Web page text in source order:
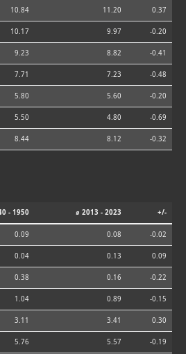
10.84 11.20 0.37
10.17 9.97 -0.20
9.23 8.82 -0.41
7.71 7.23 -0.48
5.80 5.60 -0.20
5.50 4.80 -0.69
8.44 8.12 -0.32
- 1950 ⌀ 2013 - 2023 +/-
0.09 0.08 -0.02
0.04 0.13 0.09
0.38 0.16 -0.22
1.04 0.89 -0.15
3.11 3.41 0.30
5.76 5.57 -0.19